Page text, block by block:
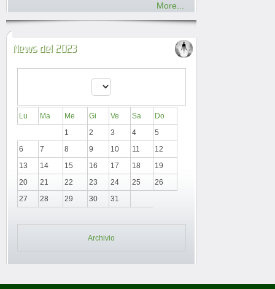
More...
News del 2023
Lu Ma Me Gi Ve Sa
Do
1
2 3 4
5
6
7 8 9 10 11
12
13
14 15 16 17 18
19
20
21 22 23 24 25
26
27
28 29 30 31
Archivio